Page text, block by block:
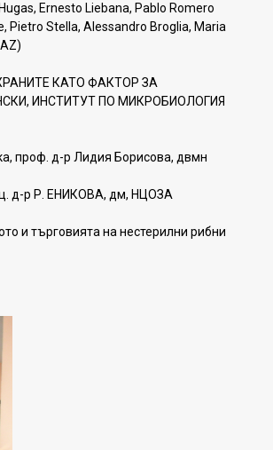
Ernesto Liebana, Pablo Romero
Pietro Stella, Alessandro Broglia, Maria
КАТО ФАКТОР ЗА
ИНСТИТУТ ПО МИКРОБИОЛОГИЯ
проф. д-р Лидия Борисова, двмн
д-р Р. ЕНИКОВА, дм, НЦОЗА
и търговията на нестерилни рибни